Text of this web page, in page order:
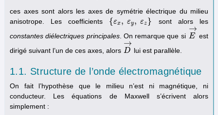
ces axes sont alors les axes de symétrie électrique du milieu
anisotrope. Les coefficients {εx, εy, εz}
{ εx, ε y, εz }
sont alors les
constantes diélectriques principales. On remarque que si E
→
E→ est
dirigé suivant l’un de ces axes, alors D
→
D→ lui est parallèle.
1.1. Structure de l’onde électromagnétique
On fait l’hypothèse que le milieu n’est ni magnétique, ni
conducteur. Les équations de Maxwell s’écrivent alors
simplement :